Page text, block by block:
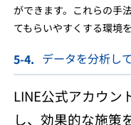
ができます。これらの手
てもらいやすくする環境
データを分析し
LINE公式アカウン
し、効果的な施策